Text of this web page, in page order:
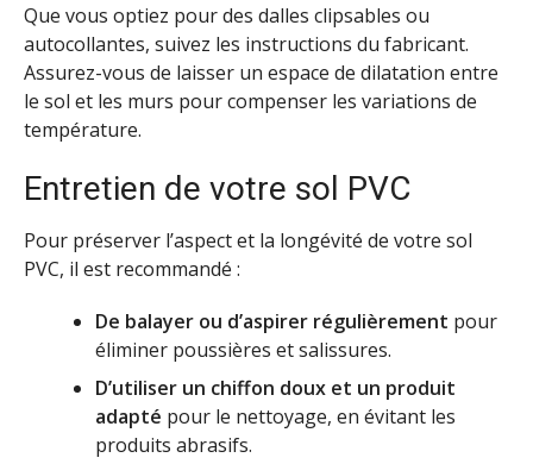
Que vous optiez pour des dalles clipsables ou
autocollantes, suivez les instructions du fabricant.
Assurez-vous de laisser un espace de dilatation entre
le sol et les murs pour compenser les variations de
température.
Entretien de votre sol PVC
Pour préserver l’aspect et la longévité de votre sol
PVC, il est recommandé :
De balayer ou d’aspirer régulièrement pour
éliminer poussières et salissures.
D’utiliser un chiffon doux et un produit
adapté pour le nettoyage, en évitant les
produits abrasifs.